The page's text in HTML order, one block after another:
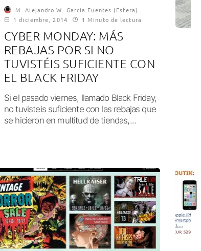
M. Alejandro W. García Fuentes (Esfera)
1 diciembre, 2014
1 Minuto de lectura
CYBER MONDAY: MÁS
REBAJAS POR SI NO
TUVISTÉIS SUFICIENTE CON
EL BLACK FRIDAY
Si el pasado viernes, llamado Black Friday,
no tuvisteis suficiente con las rebajas que
se hicieron en multitud de tiendas,...